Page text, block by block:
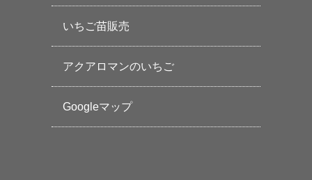
いちご苗販売
アクアロマンのいちご
Googleマップ